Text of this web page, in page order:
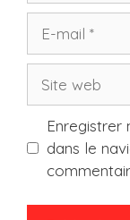
mail
web
dans le